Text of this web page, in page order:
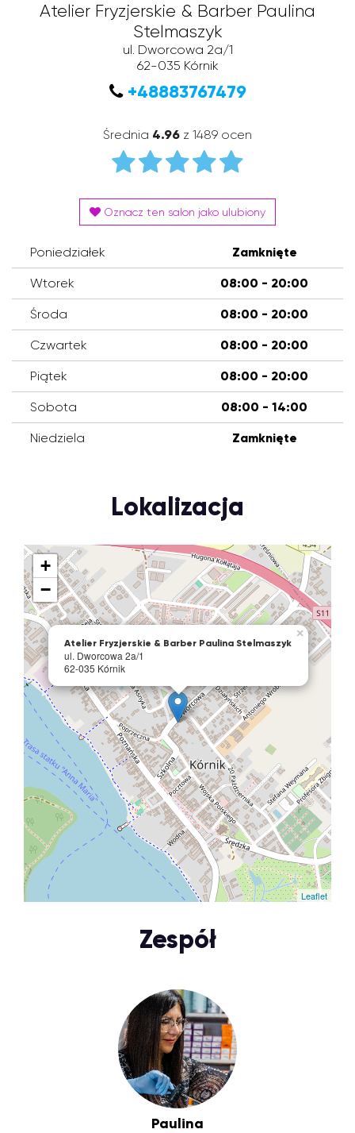
Atelier Fryzjerskie & Barber Paulina
Stelmaszyk
ul. Dworcowa 2a/1
62-035 Kórnik
+48883767479
Średnia 4.96 z 1489 ocen
Oznacz ten salon jako ulubiony
Poniedziałek Zamknięte
Wtorek 08:00 - 20:00
Środa 08:00 - 20:00
Czwartek 08:00 - 20:00
Piątek 08:00 - 20:00
Sobota 08:00 - 14:00
Niedziela Zamknięte
Lokalizacja
Atelier Fryzjerskie & Barber Paulina Stelmaszyk
ul. Dworcowa 2a/1
62-035 Kórnik
×
+
−
Leaflet
Zespół
Paulina